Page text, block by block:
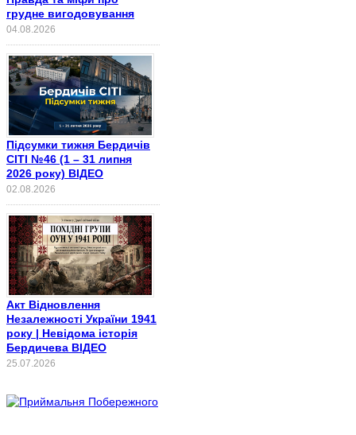
грудне вигодовування
04.08.2026
Підсумки тижня Бердичів
СІТІ №46 (1 – 31 липня
2026 року) ВІДЕО
02.08.2026
Акт Відновлення
Незалежності України 1941
року | Невідома історія
Бердичева ВІДЕО
25.07.2026